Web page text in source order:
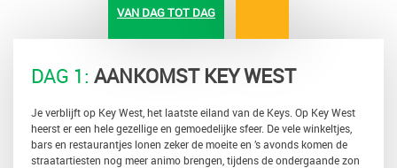
VAN DAG TOT DAG
DAG 1: AANKOMST KEY WEST
Je verblijft op Key West, het laatste eiland van de Keys. Op Key West
heerst er een hele gezellige en gemoedelijke sfeer. De vele winkeltjes,
bars en restaurantjes lonen zeker de moeite en ’s avonds komen de
straatartiesten nog meer animo brengen, tijdens de ondergaande zon